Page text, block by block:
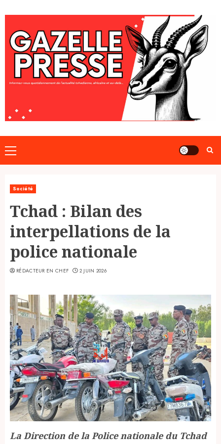
to
content
Primary
Menu
Société
Tchad : Bilan des
interpellations de la
police nationale
RÉDACTEUR EN CHEF 2 JUIN 2026
La Direction de la Police nationale du Tchad